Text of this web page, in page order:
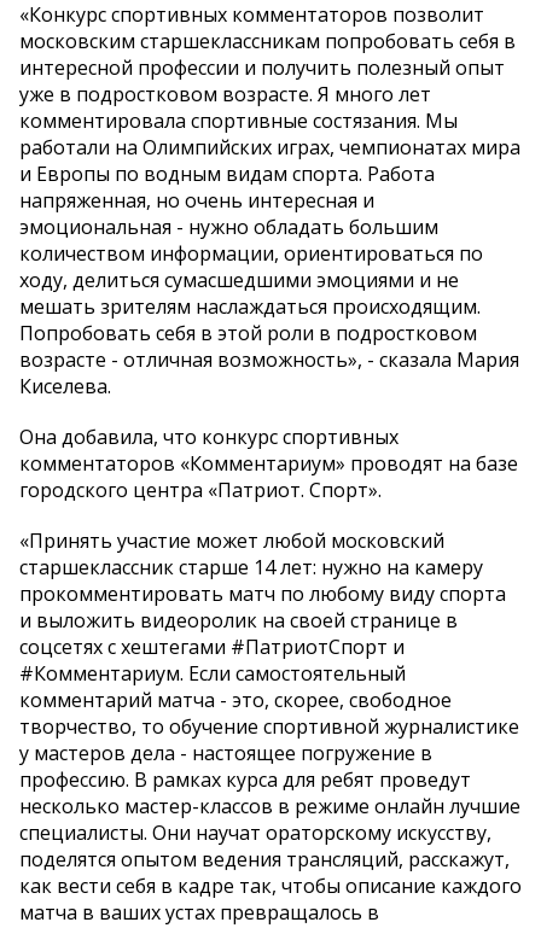
«Конкурс спортивных комментаторов позволит
московским старшеклассникам попробовать себя в
интересной профессии и получить полезный опыт
уже в подростковом возрасте. Я много лет
комментировала спортивные состязания. Мы
работали на Олимпийских играх, чемпионатах мира
и Европы по водным видам спорта. Работа
напряженная, но очень интересная и
эмоциональная - нужно обладать большим
количеством информации, ориентироваться по
ходу, делиться сумасшедшими эмоциями и не
мешать зрителям наслаждаться происходящим.
Попробовать себя в этой роли в подростковом
возрасте - отличная возможность», - сказала Мария
Киселева.
Она добавила, что конкурс спортивных
комментаторов «Комментариум» проводят на базе
городского центра «Патриот. Спорт».
«Принять участие может любой московский
старшеклассник старше 14 лет: нужно на камеру
прокомментировать матч по любому виду спорта
и выложить видеоролик на своей странице в
соцсетях с хештегами #ПатриотСпорт и
#Комментариум. Если самостоятельный
комментарий матча - это, скорее, свободное
творчество, то обучение спортивной журналистике
у мастеров дела - настоящее погружение в
профессию. В рамках курса для ребят проведут
несколько мастер-классов в режиме онлайн лучшие
специалисты. Они научат ораторскому искусству,
поделятся опытом ведения трансляций, расскажут,
как вести себя в кадре так, чтобы описание каждого
матча в ваших устах превращалось в